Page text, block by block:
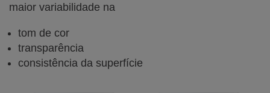
maior variabilidade na
tom de cor
transparência
consistência da superfície